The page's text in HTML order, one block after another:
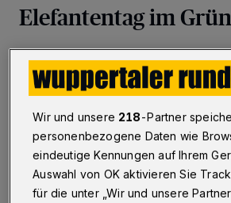
Elefantentag im
Wuppertal·Im Grünen Zoo
Samstag (7. September 2019) ab
Elefantentag statt. Mit Führungen
Informationsständen bietet der
sich über die Elefanten und deren
informieren.
Wir und unsere 218-Partner
personenbezogene Daten wie
eindeutige Kennungen auf Ihrem
Auswahl von OK aktivieren Sie
für die unter „Wir und unsere